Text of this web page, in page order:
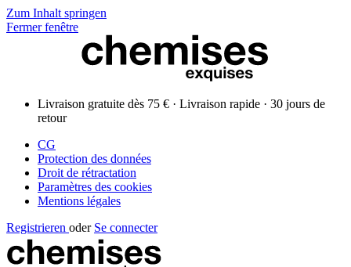
Zum Inhalt springen
Fermer fenêtre
Livraison gratuite dès 75 € · Livraison rapide · 30 jours de
retour
CG
Protection des données
Droit de rétractation
Paramètres des cookies
Mentions légales
Registrieren oder Se connecter